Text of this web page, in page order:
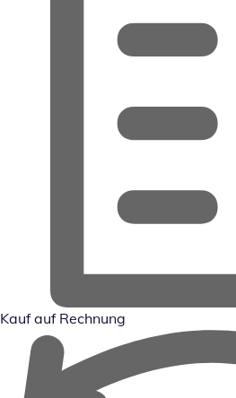
Kauf auf Rechnung